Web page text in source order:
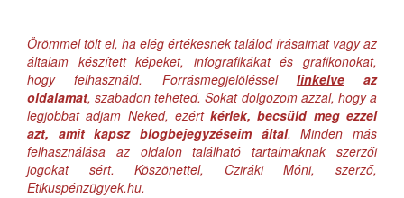
Örömmel tölt el, ha elég értékesnek találod írásaimat vagy az
általam készített képeket, infografikákat és grafikonokat,
hogy felhasználd. Forrásmegjelöléssel linkelveaz
oldalamat, szabadon teheted. Sokat dolgozom azzal, hogy a
legjobbat adjam Neked, ezértkérlek, becsüld meg ezzel
azt, amit kapsz blogbejegyzéseim által. Minden más
felhasználása az oldalon található tartalmaknak szerzői
jogokat sért. Köszönettel, Cziráki Móni, szerző,
Etikuspénzügyek.hu.